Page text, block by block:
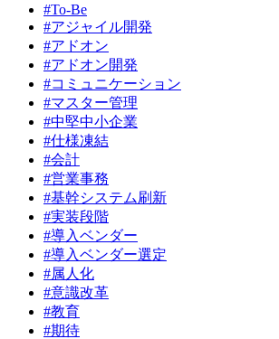
#To-Be
#アジャイル開発
#アドオン
#アドオン開発
#コミュニケーション
#マスター管理
#中堅中小企業
#仕様凍結
#会計
#営業事務
#基幹システム刷新
#実装段階
#導入ベンダー
#導入ベンダー選定
#属人化
#意識改革
#教育
#期待